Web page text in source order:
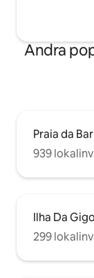
Andra
Praia da
939
Ilha Da
299